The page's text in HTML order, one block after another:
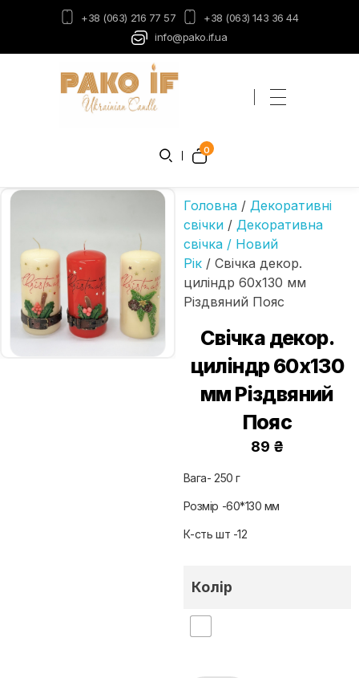
+38 (063) 216 77 57
+38 (063) 143 36 44
info@pako.if.ua
0
Головна/ Декоративні
свічки/ Декоративна
свічка / Новий
Рік/ Свічка декор.
циліндр 60х130 мм
Різдвяний Пояс
Свічка декор.
циліндр 60х130
мм Різдвяний
Пояс
89 ₴
Вага- 250 г
Розмір -60*130 мм
К-сть шт -12
Колір